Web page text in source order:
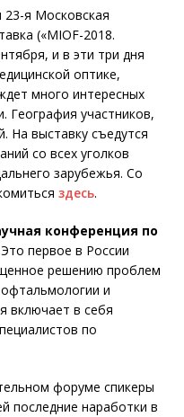
23-я Московская
(«MIOF-2018.
и в эти три дня
оптике,
много интересных
География участников,
На выставку съедутся
со всех уголков
зарубежья. Со
здесь.
конференция по
первое в России
решению проблем
и
включает в себя
по
форуме спикеры
последние наработки в